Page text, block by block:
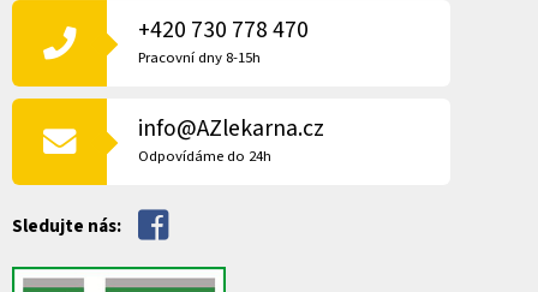
T
+420 730 778 470
Pracovní dny 8-15h
info@AZlekarna.cz
Odpovídáme do 24h
Sledujte nás: